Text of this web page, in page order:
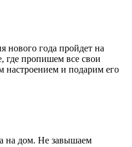
нового года пройдет на
где пропишем все свои
настроением и подарим его
на дом. Не завышаем